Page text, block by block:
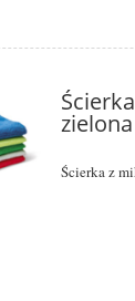
zielona
Ścierka z